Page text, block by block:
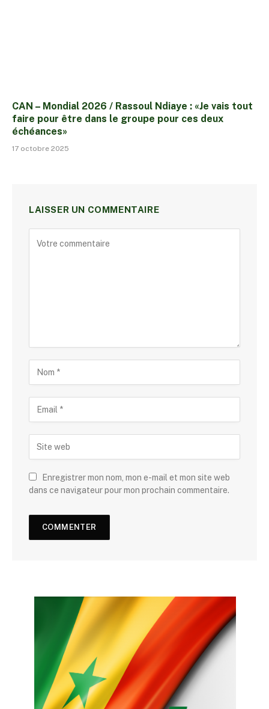
CAN – Mondial 2026 / Rassoul Ndiaye : «Je vais tout
faire pour être dans le groupe pour ces deux
échéances»
17 octobre 2025
LAISSER UN COMMENTAIRE
Enregistrer mon nom, mon e-mail et mon site web
dans ce navigateur pour mon prochain commentaire.